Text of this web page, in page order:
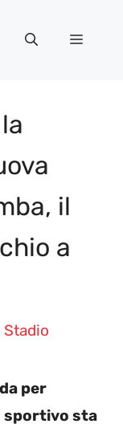
Menu
il
a
Stadio
per
sportivo sta